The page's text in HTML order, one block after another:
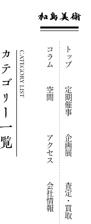
トップ
定期催事
企画展
査定・買取
コラム
空間
アクセス
会社情報
CATEGORY LIST